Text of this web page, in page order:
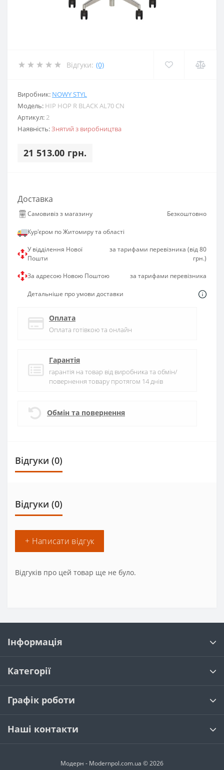
Відгуки: (0)
Виробник: NOWY STYL
Модель: HIP HOP R BLACK AL70 CN
Артикул:2
Наявність:Знятий з виробництва
21 513.00 грн.
Доставка
Самовивіз з магазину Безкоштовно
Кур'єром по Житомиру та області
У відділення Нової
Пошти
за тарифами перевізника (від 80
грн.)
За адресою Новою Поштою за тарифами перевізника
Детальніше про умови доставки
Оплата
Оплата готівкою та онлайн
Гарантія
гарантія на товар від виробника та обмін/
повернення товару протягом 14 днів
Обмін та повернення
Відгуки (0)
Відгуки (0)
+ Написати відгук
Відгуків про цей товар ще не було.
Інформація
Категорії
Графік роботи
Наші контакти
Модерн - Modernpol.com.ua © 2026